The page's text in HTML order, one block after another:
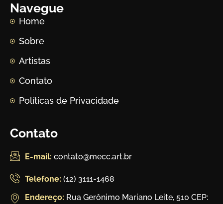
Navegue
Home
Sobre
Artistas
Contato
Políticas de Privacidade
Contato
E-mail: contato@mecc.art.br
Telefone: (12) 3111-1468
Endereço: Rua Gerônimo Mariano Leite, 510 CEP: